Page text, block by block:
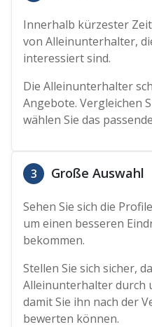
Innerhalb kürzester
von Alleinunterhalter,
interessiert sind.
Die Alleinunterhalter
Angebote. Vergleichen
wählen Sie das
3 Große Auswahl
Sehen Sie sich die
um einen besseren
bekommen.
Stellen Sie sich sicher,
Alleinunterhalter durch
damit Sie ihn nach der
bewerten können.